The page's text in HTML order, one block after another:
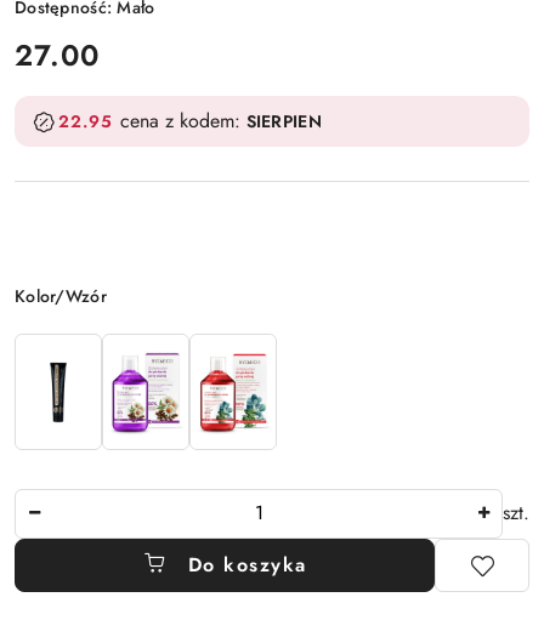
Dostępność:Mało
cena:
27.00
22.95 cena z kodem: SIERPIEN
Wariant
Kolor/Wzór
szt.
Do koszyka